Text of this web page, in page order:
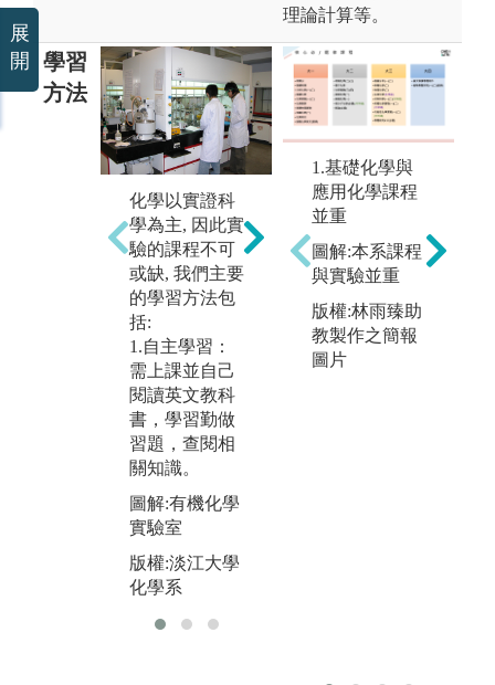
理論計算等。
學習
方法
化學以實證科
學為主, 因此實
驗的課程不可
或缺, 我們主要
的學習方法包
括:
1.自主學習：
需上課並自己
閱讀英文教科
書，學習勤做
習題，查閱相
關知識。
圖解:有機化學
實驗室
版權:淡江大學
化學系
2.實驗：培養
成為研究人才
的準備，驗證
課本所學。
基礎設備
版權:淡江大學
1.基礎化學與
應用化學課程
並重
圖解:本系課程
與實驗並重
版權:林雨臻助
教製作之簡報
圖片
展
開